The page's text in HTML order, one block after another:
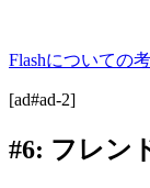
Flashについての考
[ad#ad-2]
#6: フレン